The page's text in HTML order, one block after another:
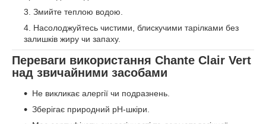
Змийте теплою водою.
Насолоджуйтесь чистими, блискучими тарілками без
залишків жиру чи запаху.
Переваги використання Chante Clair Vert
над звичайними засобами
Не викликає алергії чи подразнень.
Зберігає природний pH-шкіри.